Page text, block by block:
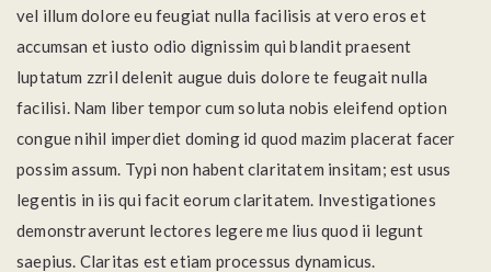
vel illum dolore eu feugiat nulla facilisis at vero eros et
accumsan et iusto odio dignissim qui blandit praesent
luptatum zzril delenit augue duis dolore te feugait nulla
facilisi. Nam liber tempor cum soluta nobis eleifend option
congue nihil imperdiet doming id quod mazim placerat facer
possim assum. Typi non habent claritatem insitam; est usus
legentis in iis qui facit eorum claritatem. Investigationes
demonstraverunt lectores legere me lius quod ii legunt
saepius. Claritas est etiam processus dynamicus.